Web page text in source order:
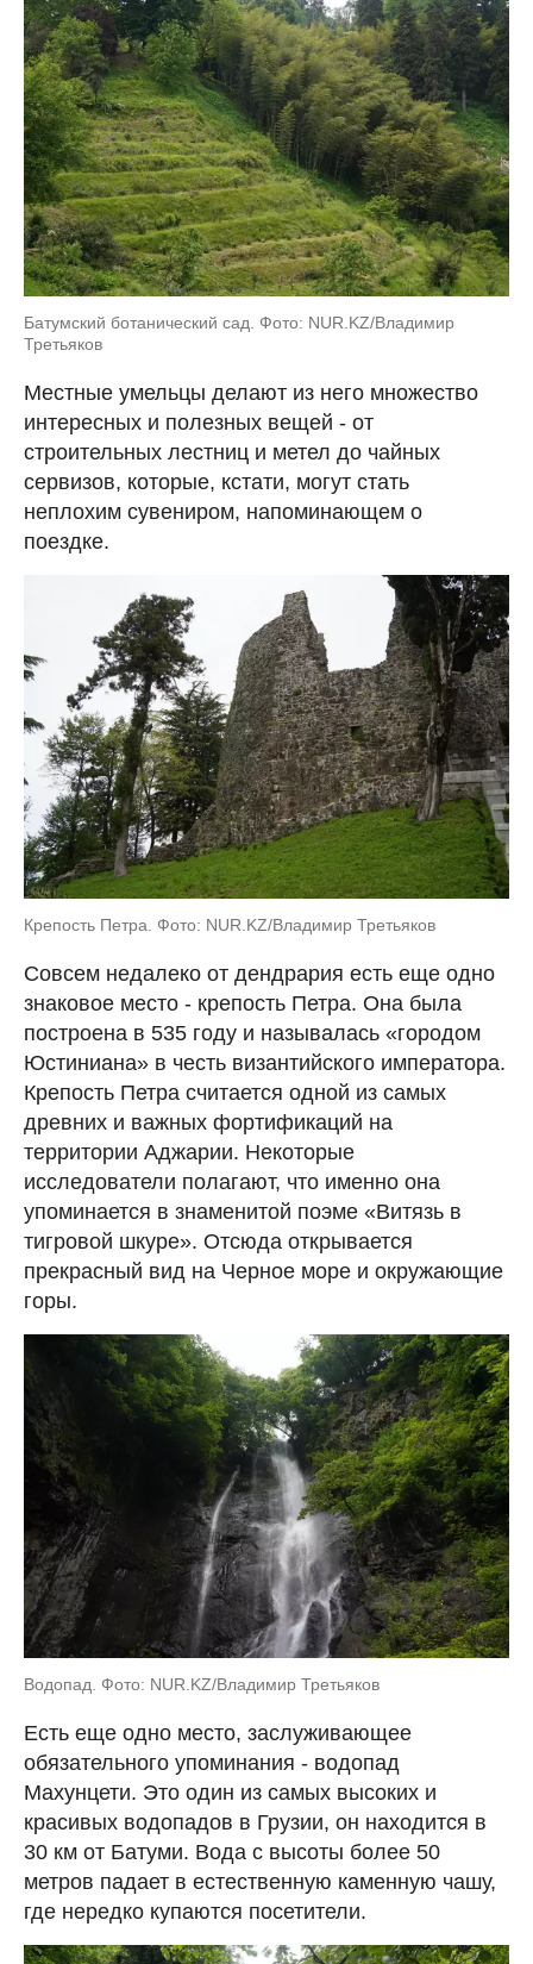
Батумский ботанический сад. Фото: NUR.KZ/Владимир
Третьяков
Местные умельцы делают из него множество
интересных и полезных вещей - от
строительных лестниц и метел до чайных
сервизов, которые, кстати, могут стать
неплохим сувениром, напоминающем о
поездке.
Крепость Петра. Фото: NUR.KZ/Владимир Третьяков
Совсем недалеко от дендрария есть еще одно
знаковое место - крепость Петра. Она была
построена в 535 году и называлась «городом
Юстиниана» в честь византийского императора.
Крепость Петра считается одной из самых
древних и важных фортификаций на
территории Аджарии. Некоторые
исследователи полагают, что именно она
упоминается в знаменитой поэме «Витязь в
тигровой шкуре». Отсюда открывается
прекрасный вид на Черное море и окружающие
горы.
Водопад. Фото: NUR.KZ/Владимир Третьяков
Есть еще одно место, заслуживающее
обязательного упоминания - водопад
Махунцети. Это один из самых высоких и
красивых водопадов в Грузии, он находится в
30 км от Батуми. Вода с высоты более 50
метров падает в естественную каменную чашу,
где нередко купаются посетители.